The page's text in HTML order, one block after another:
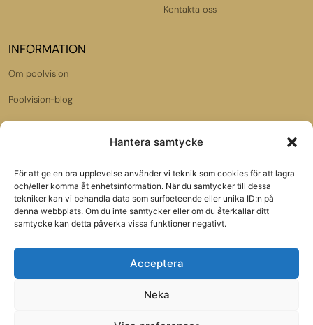
Hantera samtycke
För att ge en bra upplevelse använder vi teknik som cookies för att lagra
och/eller komma åt enhetsinformation. När du samtycker till dessa
tekniker kan vi behandla data som surfbeteende eller unika ID:n på
denna webbplats. Om du inte samtycker eller om du återkallar ditt
samtycke kan detta påverka vissa funktioner negativt.
Acceptera
Neka
Kontakta oss
INFORMATION
Om poolvision
Poolvision-blog
Samarbetspartners:
Poolbutiken.se
Gardenmarket.se
VÅRT NYHETSBREV